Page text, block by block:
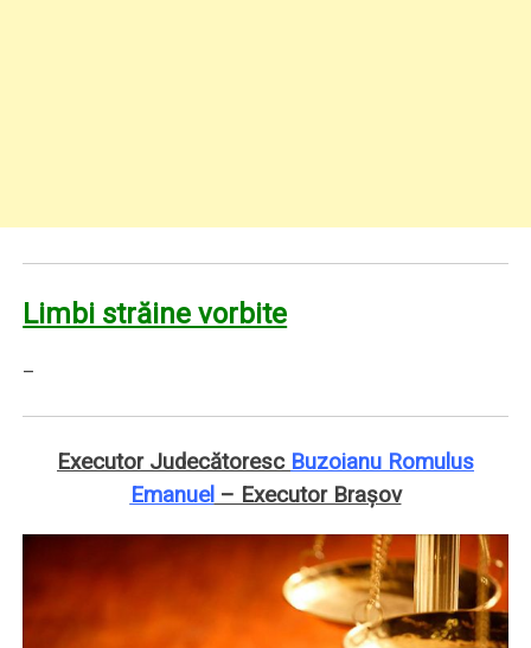
Limbi străine vorbite
–
Executor Judecătoresc Buzoianu Romulus
Emanuel – Executor Braşov